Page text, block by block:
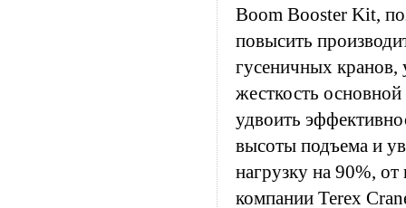
Boom Booster Kit,
повысить
гусеничных кранов,
жесткость основной
удвоить
высоты подъема и
нагрузку на 90%,
компании Terex